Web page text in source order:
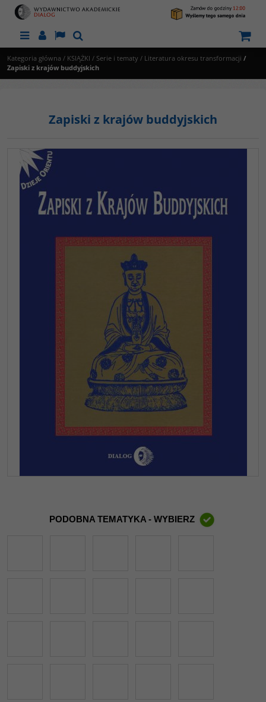
MenuPanelLangSzukaj
Kategoria główna / KSIĄŻKI / Serie i tematy / Literatura okresu transformacji /
Zapiski z krajów buddyjskich
Zapiski z krajów buddyjskich
PODOBNA TEMATYKA - WYBIERZ